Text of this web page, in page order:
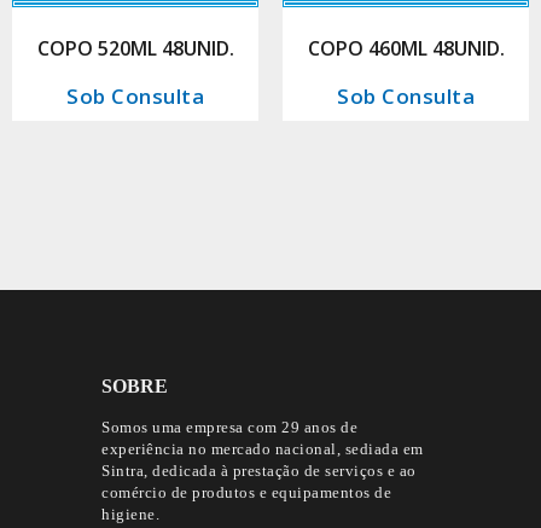
COPO 520ML 48UNID.
Sob Consulta
COPO 460ML 48UNID.
Sob Consulta
SOBRE
Somos uma empresa com 29 anos de
experiência no mercado nacional, sediada em
Sintra, dedicada à prestação de serviços e ao
comércio de produtos e equipamentos de
higiene.